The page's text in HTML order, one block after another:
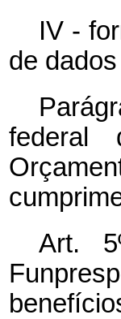
IV -
de
federal
Art.